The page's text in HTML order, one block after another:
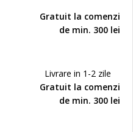
Gratuit la comenzi
de min. 300 lei
Livrare in 1-2 zile
Gratuit la comenzi
de min. 300 lei